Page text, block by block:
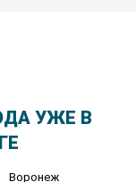
УЖЕ В
Воронеж